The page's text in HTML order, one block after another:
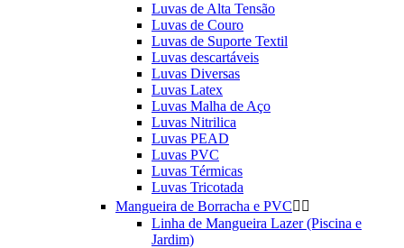
Luvas de Alta Tensão
Luvas de Couro
Luvas de Suporte Textil
Luvas descartáveis
Luvas Diversas
Luvas Latex
Luvas Malha de Aço
Luvas Nitrilica
Luvas PEAD
Luvas PVC
Luvas Térmicas
Luvas Tricotada
Mangueira de Borracha e PVC 
Linha de Mangueira Lazer (Piscina e
Jardim)